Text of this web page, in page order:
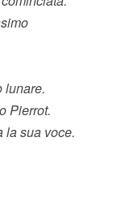
lunare.
Pierrot.
la sua voce.